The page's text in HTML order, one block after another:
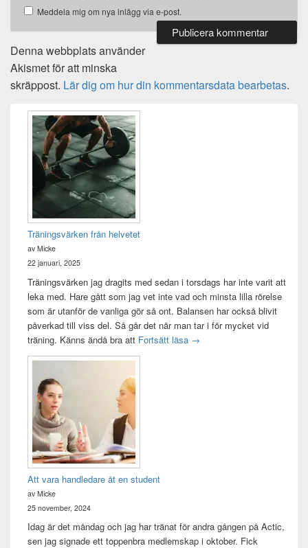
Meddela mig om nya inlägg via e-post.
Denna webbplats använder
Akismet för att minska
skräppost. Lär dig om hur din kommentarsdata bearbetas.
Primära
sidofältet
Widget
område
Träningsvärken från helvetet
av Micke
22 januari, 2025
Träningsvärken jag dragits med sedan i torsdags har inte varit att
leka med. Hare gått som jag vet inte vad och minsta lilla rörelse
som är utanför de vanliga gör så ont. Balansen har också blivit
påverkad till viss del. Så går det när man tar i för mycket vid
träning. Känns ändå bra att Fortsätt läsa Träningsvärken från helvetet
→
Att vara handledare åt en student
av Micke
25 november, 2024
Idag är det måndag och jag har tränat för andra gången på Actic,
sen jag signade ett toppenbra medlemskap i oktober. Fick